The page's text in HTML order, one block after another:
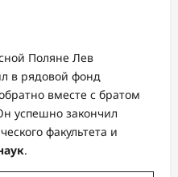
Поляне Лев
в рядовой фонд
вместе с братом
успешно закончил
факультета и
.